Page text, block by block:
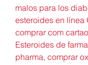
malos para los
esteroides en línea
comprar com
Esteroides de
pharma, comprar